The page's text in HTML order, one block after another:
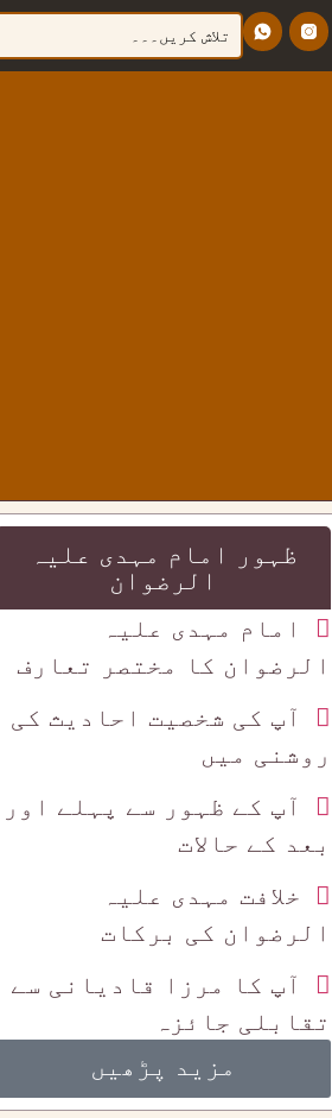
ظہور امام مہدی علیہ
الرضوان
امام مہدی علیہ
الرضوان کا مختصر تعارف
آپ کی شخصیت احادیث کی
روشنی میں
آپ کے ظہور سے پہلے اور
بعد کے حالات
خلافت مہدی علیہ
الرضوان کی برکات
آپ کا مرزا قادیانی سے
تقابلی جائزہ
مزید پڑھیں